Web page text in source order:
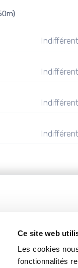
Ce site web
Les cookies
fonctionnalités
Indifférent
Indifférent
Indifférent
Indifférent